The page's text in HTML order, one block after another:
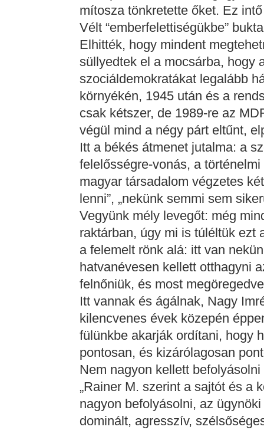
mítosza tönkretette őket. Ez
Vélt “emberfelettiségükbe”
Elhitték, hogy mindent
süllyedtek el a mocsárba, hogy
szociáldemokratákat legalább
környékén, 1945 után és a
csak kétszer, de 1989-re az
végül mind a négy párt eltűnt,
Itt a békés átmenet jutalma: a
felelősségre-vonás, a
magyar társadalom végzetes
lenni”, „nekünk semmi sem
Vegyünk mély levegőt: még
raktárban, úgy mi is túléltük ezt
a felemelt rönk alá: itt van
hatvanévesen kellett otthagyni
felnőniük, és most
Itt vannak és ágálnak, Nagy
kilencvenes évek közepén
fülünkbe akarják ordítani, hogy
pontosan, és kizárólagosan
Nem nagyon kellett
„Rainer M. szerint a sajtót és a
nagyon befolyásolni, az
dominált, agresszív,